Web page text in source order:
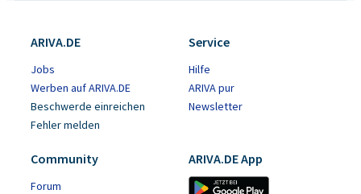
ARIVA.DE
Jobs
Werben auf ARIVA.DE
Beschwerde einreichen
Fehler melden
Service
Hilfe
ARIVA pur
Newsletter
Community
Forum
ARIVA.DE App